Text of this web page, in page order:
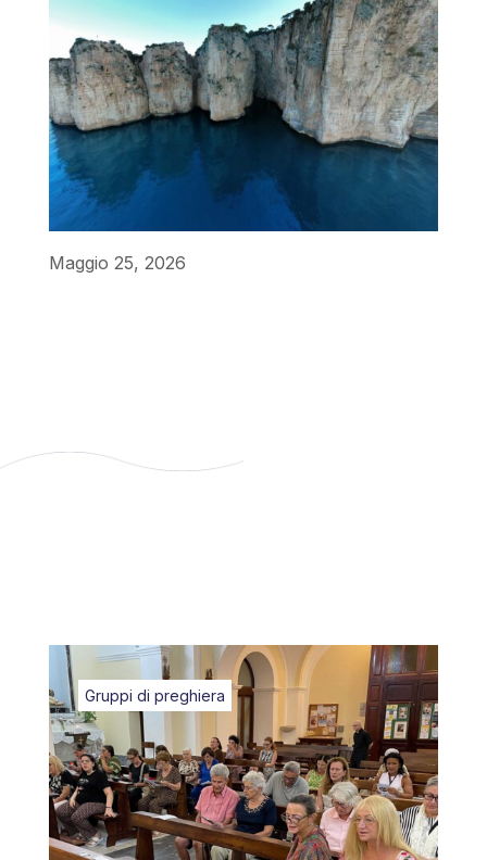
Maggio 25, 2026
Gruppi di preghiera